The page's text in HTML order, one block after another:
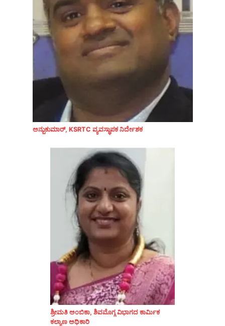
ಅನ್ಬುಕುಮಾರ್, KSRTC ವ್ಯವಸ್ಥಾಪಕ ನಿರ್ದೇಶಕ
ಶ್ರೀಮತಿ ಅಂಬಿಕಾ, ಶಿವಮೊಗ್ಗ ವಿಭಾಗದ ಕಾರ್ಮಿಕ
ಕಲ್ಯಾಣ ಅಧಿಕಾರಿ